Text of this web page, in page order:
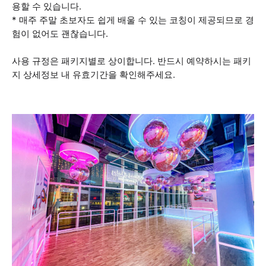
용할 수 있습니다.
* 매주 주말 초보자도 쉽게 배울 수 있는 코칭이 제공되므로 경
험이 없어도 괜찮습니다.
사용 규정은 패키지별로 상이합니다. 반드시 예약하시는 패키
지 상세정보 내 유효기간을 확인해주세요.